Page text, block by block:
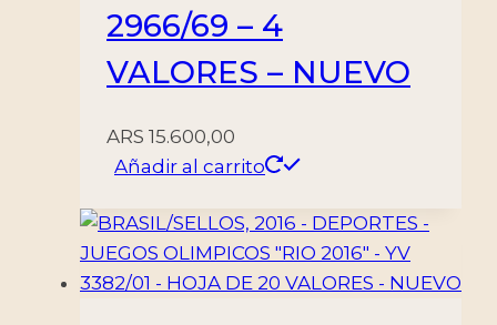
2966/69 – 4
VALORES – NUEVO
ARS 15.600,00
Añadir al carrito